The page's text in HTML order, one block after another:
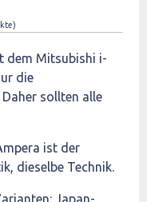
dem Mitsubishi i-
die
sollten alle
ist der
dieselbe Technik.
Japan-